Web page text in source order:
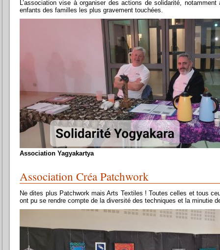
L’association vise à organiser des actions de solidarité,
enfants des familles les plus gravement touchées.
Association Yagyakartya
Association Créa Patchwork
Ne dites plus Patchwork mais Arts Textiles ! Toutes celles et tous
ont pu se rendre compte de la diversité des techniques et la minutie